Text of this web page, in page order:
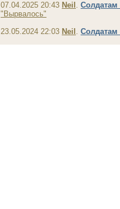
07.04.2025 20:43 Neil .
"Вырвалось"
23.05.2024 22:03 Neil .